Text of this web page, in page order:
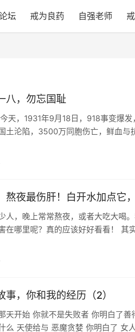
坛 戒为良药 自强老师
八，勿忘国耻
天，1931年9月18日，918事变爆
土沦陷，3500万同胞伤亡，鲜血与
熬夜最伤肝！白开水加点它
人，晚上常常熬夜，或者大吃大喝
在哪里呢？真的应该好好看看！ 其
事，你和我的经历（2）
天开始 你就不是失败者 你明白了
么 天使给与 恶魔贪婪 你明白了 女